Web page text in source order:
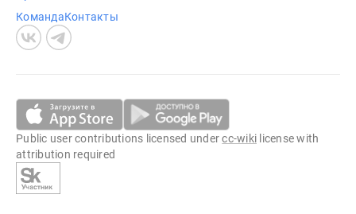
КомандаКонтакты
Public user contributions licensed undercc-wiki license with
attribution required